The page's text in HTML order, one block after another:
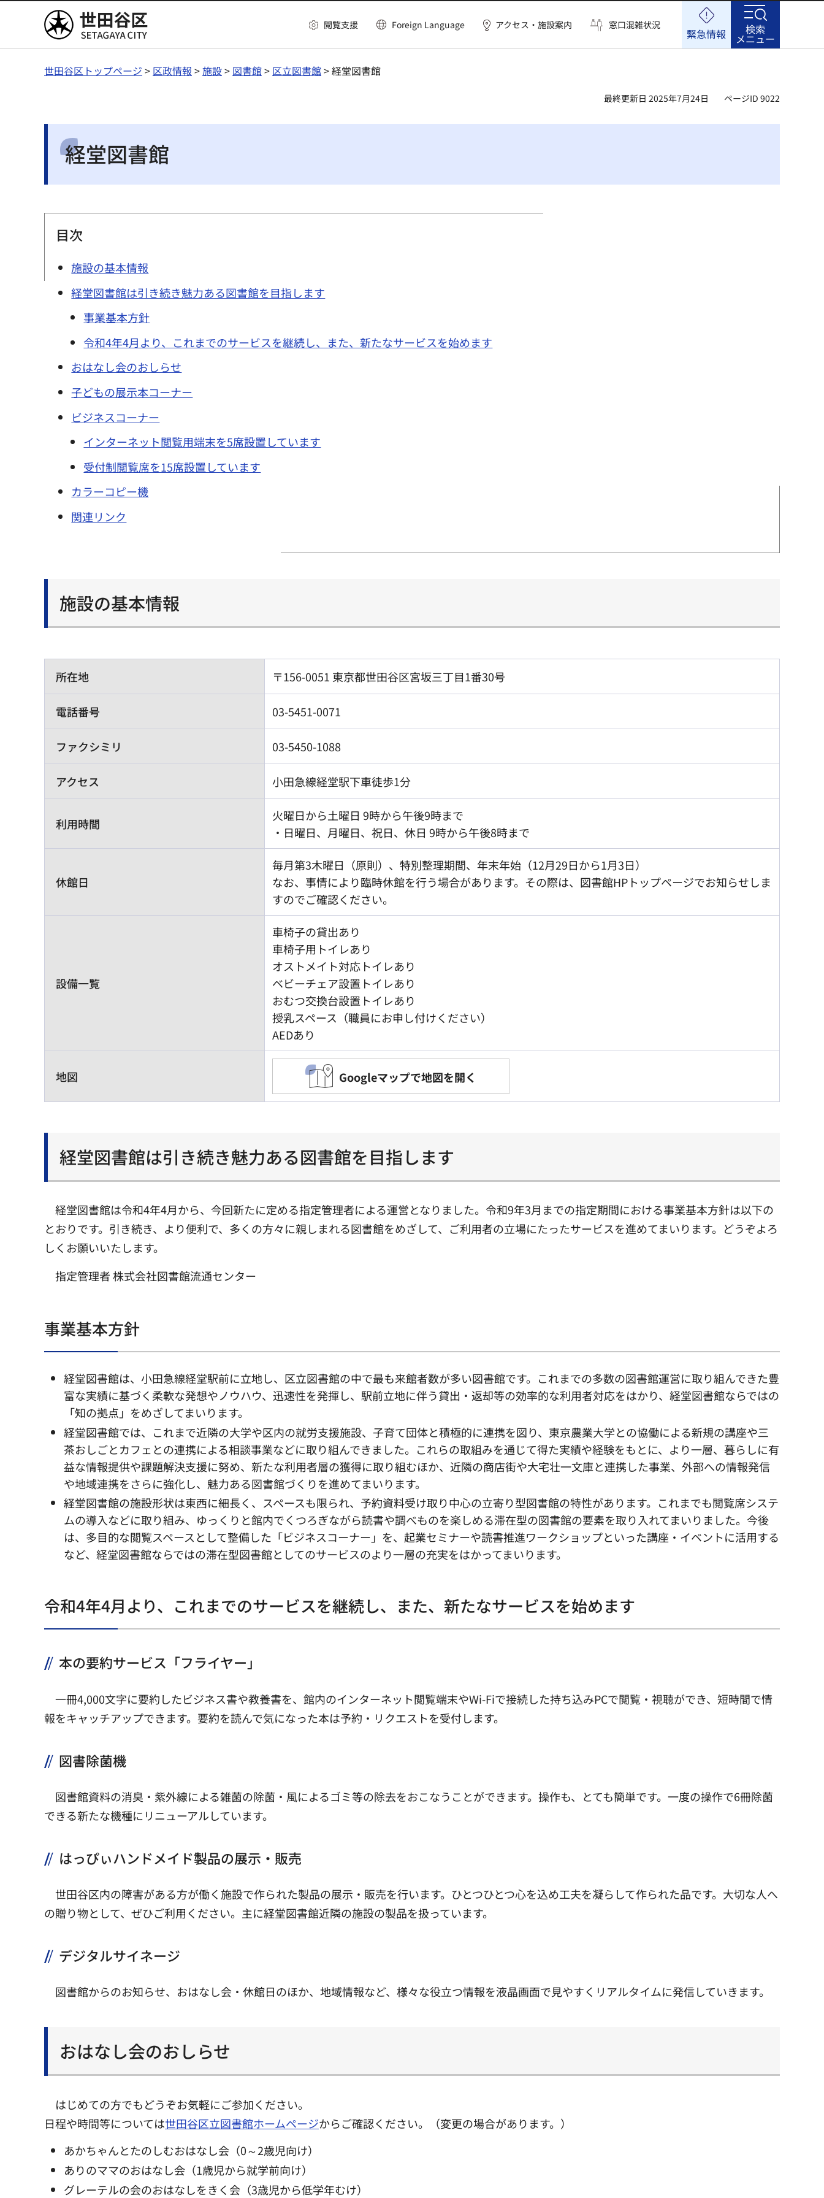
世田谷区 閲覧支援 Foreign Language アクセス・施設案内 窓口混雑状況
緊急情報 検索
メニュー
世田谷区トップページ > 区政情報 >施設> 図書館> 区立図書館> 経堂図書館
最終更新日 2025年7月24日 ページID 9022
経堂図書館
目次
施設の基本情報
経堂図書館は引き続き魅力ある図書館を目指します
事業基本方針
令和4年4月より、これまでのサービスを継続し、また、新たなサービスを始めます
おはなし会のおしらせ
子どもの展示本コーナー
ビジネスコーナー
インターネット閲覧用端末を5席設置しています
受付制閲覧席を15席設置しています
カラーコピー機
関連リンク
施設の基本情報
所在地 〒156-0051 東京都世田谷区宮坂三丁目1番30号
電話番号 03-5451-0071
ファクシミリ 03-5450-1088
アクセス 小田急線経堂駅下車徒歩1分
利用時間
火曜日から土曜日 9時から午後9時まで
・日曜日、月曜日、祝日、休日 9時から午後8時まで
休館日
毎月第3木曜日（原則）、特別整理期間、年末年始（12月29日から1月3日）
なお、事情により臨時休館を行う場合があります。その際は、図書館HPトップページでお知らせしま
すのでご確認ください。
設備一覧
車椅子の貸出あり
車椅子用トイレあり
オストメイト対応トイレあり
ベビーチェア設置トイレあり
おむつ交換台設置トイレあり
授乳スペース（職員にお申し付けください）
AEDあり
地図 Googleマップで地図を開く
経堂図書館は引き続き魅力ある図書館を目指します
経堂図書館は令和4年4月から、今回新たに定める指定管理者による運営となりました。令和9年3月までの指定期間における事業基本方針は以下の
とおりです。引き続き、より便利で、多くの方々に親しまれる図書館をめざして、ご利用者の立場にたったサービスを進めてまいります。どうぞよろ
しくお願いいたします。
指定管理者 株式会社図書館流通センター
事業基本方針
経堂図書館は、小田急線経堂駅前に立地し、区立図書館の中で最も来館者数が多い図書館です。これまでの多数の図書館運営に取り組んできた豊
富な実績に基づく柔軟な発想やノウハウ、迅速性を発揮し、駅前立地に伴う貸出・返却等の効率的な利用者対応をはかり、経堂図書館ならではの
「知の拠点」をめざしてまいります。
経堂図書館では、これまで近隣の大学や区内の就労支援施設、子育て団体と積極的に連携を図り、東京農業大学との協働による新規の講座や三
茶おしごとカフェとの連携による相談事業などに取り組んできました。これらの取組みを通じて得た実績や経験をもとに、より一層、暮らしに有
益な情報提供や課題解決支援に努め、新たな利用者層の獲得に取り組むほか、近隣の商店街や大宅壮一文庫と連携した事業、外部への情報発信
や地域連携をさらに強化し、魅力ある図書館づくりを進めてまいります。
経堂図書館の施設形状は東西に細長く、スペースも限られ、予約資料受け取り中心の立寄り型図書館の特性があります。これまでも閲覧席システ
ムの導入などに取り組み、ゆっくりと館内でくつろぎながら読書や調べものを楽しめる滞在型の図書館の要素を取り入れてまいりました。今後
は、多目的な閲覧スペースとして整備した「ビジネスコーナー」を、起業セミナーや読書推進ワークショップといった講座・イベントに活用する
など、経堂図書館ならではの滞在型図書館としてのサービスのより一層の充実をはかってまいります。
令和4年4月より、これまでのサービスを継続し、また、新たなサービスを始めます
本の要約サービス「フライヤー」
一冊4,000文字に要約したビジネス書や教養書を、館内のインターネット閲覧端末やWi-Fiで接続した持ち込みPCで閲覧・視聴ができ、短時間で情
報をキャッチアップできます。要約を読んで気になった本は予約・リクエストを受付します。
図書除菌機
図書館資料の消臭・紫外線による雑菌の除菌・風によるゴミ等の除去をおこなうことができます。操作も、とても簡単です。一度の操作で6冊除菌
できる新たな機種にリニューアルしています。
はっぴぃハンドメイド製品の展示・販売
世田谷区内の障害がある方が働く施設で作られた製品の展示・販売を行います。ひとつひとつ心を込め工夫を凝らして作られた品です。大切な人へ
の贈り物として、ぜひご利用ください。主に経堂図書館近隣の施設の製品を扱っています。
デジタルサイネージ
図書館からのお知らせ、おはなし会・休館日のほか、地域情報など、様々な役立つ情報を液晶画面で見やすくリアルタイムに発信していきます。
おはなし会のおしらせ
はじめての方でもどうぞお気軽にご参加ください。
日程や時間等については世田谷区立図書館ホームページからご確認ください。（変更の場合があります。）
あかちゃんとたのしむおはなし会（0～2歳児向け）
ありのママのおはなし会（1歳児から就学前向け）
グレーテルの会のおはなしをきく会（3歳児から低学年むけ）